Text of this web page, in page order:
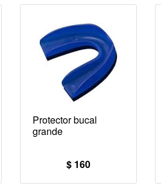
Protector bucal
grande
$ 160